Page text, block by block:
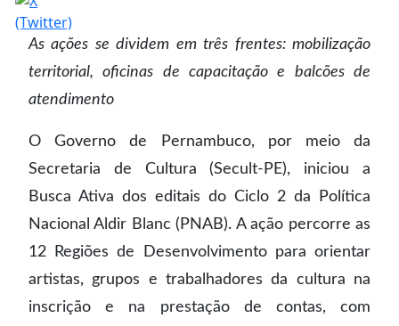
As ações se dividem em três frentes: mobilização
territorial, oficinas de capacitação e balcões de
atendimento
O Governo de Pernambuco, por meio da
Secretaria de Cultura (Secult-PE), iniciou a
Busca Ativa dos editais do Ciclo 2 da Política
Nacional Aldir Blanc (PNAB). A ação percorre as
12 Regiões de Desenvolvimento para orientar
artistas, grupos e trabalhadores da cultura na
inscrição e na prestação de contas, com